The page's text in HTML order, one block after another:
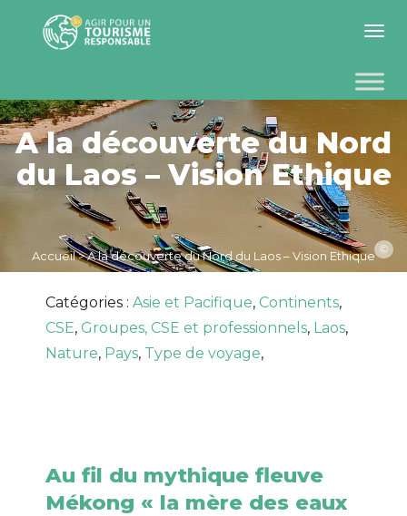
Toggle
A la découverte du Nord
du Laos – Vision Ethique
Accueil>A la découverte du Nord du Laos – Vision Ethique ©
Catégories : Asie et Pacifique, Continents,
CSE, Groupes, CSE et professionnels, Laos,
Nature, Pays, Type de voyage,
Au fil du mythique fleuve
Mékong « la mère des eaux